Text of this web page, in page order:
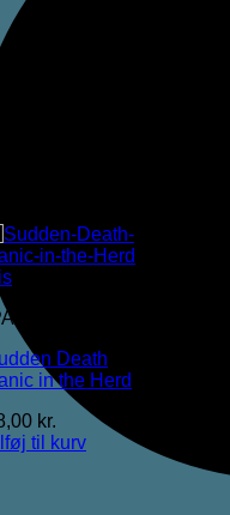
Death
in the Herd
kr.
til kurv